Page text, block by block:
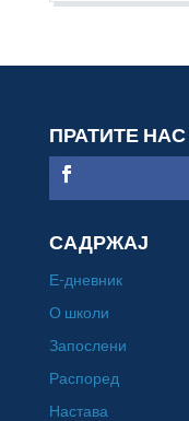
ПРАТИТЕ НАС
САДРЖАЈ
Е-дневник
О школи
Запослени
Распоред
Настава